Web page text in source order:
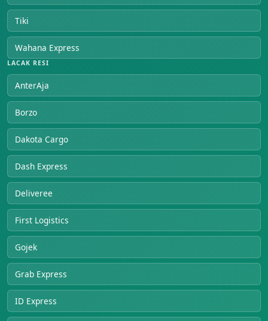
Tiki
Wahana Express
LACAK RESI
AnterAja
Borzo
Dakota Cargo
Dash Express
Deliveree
First Logistics
Gojek
Grab Express
ID Express